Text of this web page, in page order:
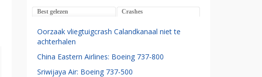
Best gelezen Crashes
Oorzaak vliegtuigcrash Calandkanaal niet te
achterhalen
China Eastern Airlines: Boeing 737-800
Sriwijaya Air: Boeing 737-500